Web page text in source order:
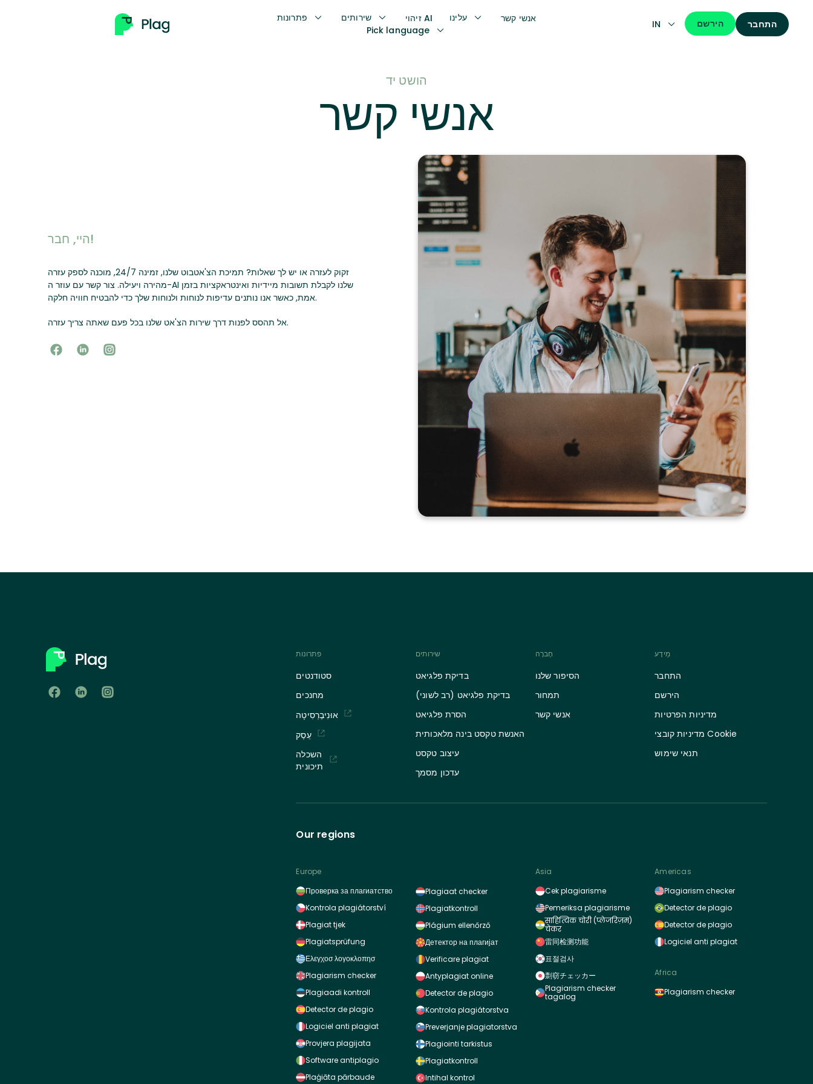
פתרונות שירותים זיהוי AI עלינו
אנשי קשר
Pick language
IN הירשם התחבר
הושט יד
אנשי קשר
היי, חבר!
זקוק לעזרה או יש לך שאלות? תמיכת הצ'אטבוט שלנו, זמינה 24/7, מוכנה לספק עזרה
מהירה ויעילה. צור קשר עם עוזר ה-AI שלנו לקבלת תשובות מיידיות ואינטראקציות בזמן
אמת, כאשר אנו נותנים עדיפות לנוחות ולנוחות שלך כדי להבטיח חוויה חלקה.
אל תהסס לפנות דרך שירות הצ'אט שלנו בכל פעם שאתה צריך עזרה.
פתרונות
סטודנטים
מחנכים
אוּנִיבֶרְסִיטָה
עֵסֶק
השכלה
תיכונית
שירותים
בדיקת פלגיאט
בדיקת פלגיאט (רב לשוני)
הסרת פלגיאט
האנשת טקסט בינה מלאכותית
עיצוב טקסט
עדכון מסמך
חֶברָה
הסיפור שלנו
תמחור
אנשי קשר
מֵידָע
התחבר
הירשם
מדיניות הפרטיות
מדיניות קובצי Cookie
תנאי שימוש
Our regions
Europe
Проверка за плагиатство
Kontrola plagiátorství
Plagiat tjek
Plagiatsprüfung
Ελεγχοσ λογοκλοπησ
Plagiarism checker
Plagiaadi kontroll
Detector de plagio
Logiciel anti plagiat
Provjera plagijata
Software antiplagio
Plaģiāta pārbaude
Plagiaat checker
Plagiatkontroll
Plágium ellenőrző
Детектор на плагијат
Verificare plagiat
Antyplagiat online
Detector de plagio
Kontrola plagiátorstva
Preverjanje plagiatorstva
Plagiointi tarkistus
Plagiatkontroll
Intihal kontrol
Asia
Cek plagiarisme
Pemeriksa plagiarisme
साहित्यिक चोरी (प्लेजरिज़म)
चेकर
雷同检测功能
표절검사
剽窃チェッカー
Plagiarism checker
tagalog
Americas
Plagiarism checker
Detector de plagio
Detector de plagio
Logiciel anti plagiat
Africa
Plagiarism checker